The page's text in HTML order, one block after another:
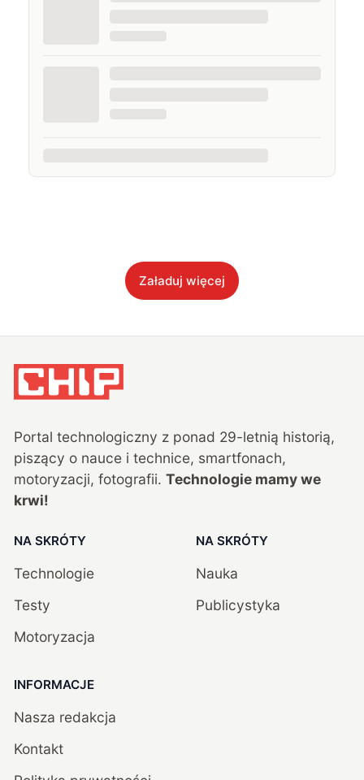
Załaduj więcej
Portal technologiczny z ponad 29-letnią historią,
piszący o nauce i technice, smartfonach,
motoryzacji, fotografii. Technologie mamy we
krwi!
NA SKRÓTY
Technologie
Testy
Motoryzacja
NA SKRÓTY
Nauka
Publicystyka
INFORMACJE
Nasza redakcja
Kontakt